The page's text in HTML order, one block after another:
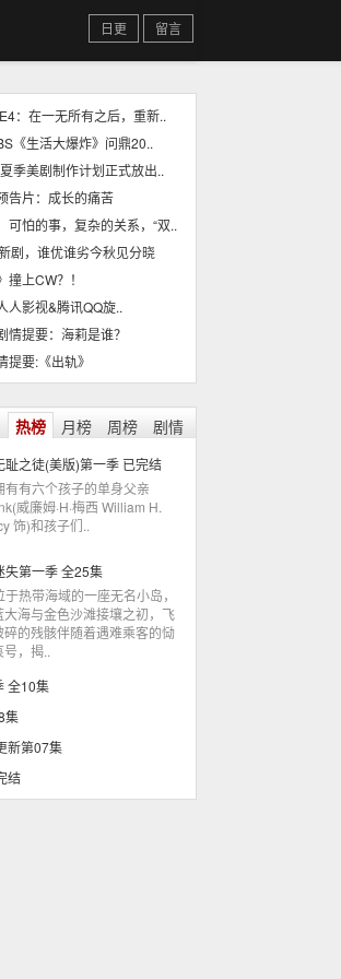
日更 留言
：在一无所有之后，重新..
《生活大爆炸》问鼎20..
季美剧制作计划正式放出..
告片：成长的痛苦
可怕的事，复杂的关系，“双..
剧，谁优谁劣今秋见分晓
撞上CW？！
人影视&腾讯QQ旋..
情提要：海莉是谁？
提要:《出轨》
剧情
周榜
月榜
热榜
耻之徒(美版)第一季 已完结
有有六个孩子的单身父亲
威廉姆·H·梅西 William H.
饰)和孩子们..
失第一季 全25集
于热带海域的一座无名小岛，
大海与金色沙滩接壤之初，飞
碎的残骸伴随着遇难乘客的恸
号，揭..
全10集
集
新第07集
结